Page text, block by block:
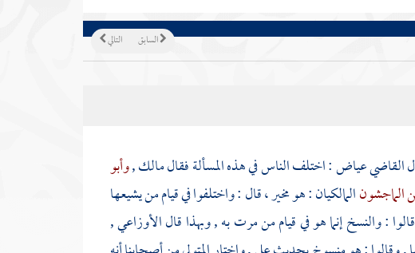
التالي السابق
القاضي عياض: اختلف الناس في هذه المسألة فقالمالك,وأبو
الماجشونالمالكيان : هو مخير ، قال : واختلفوا في قيام من يشيعها
: والنسخ إنما هو في قيام من مرت به , وبهذا قالالأوزاعي,